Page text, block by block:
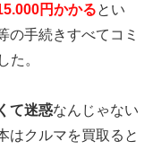
円かかるとい
の手続きすべてコミ
た。
て迷惑なんじゃない
はクルマを買取ると